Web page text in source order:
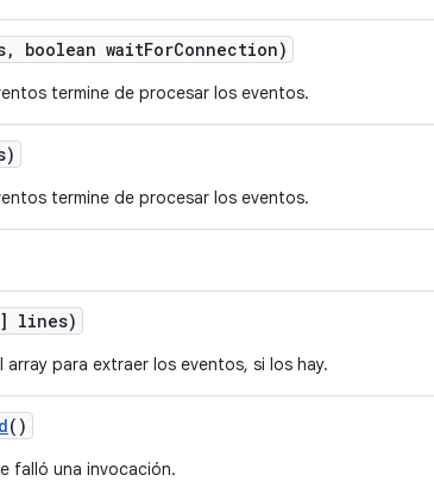
, boolean waitForConnection)
termine de procesar los eventos.
termine de procesar los eventos.
lines)
array para extraer los eventos, si los hay.
()
falló una invocación.